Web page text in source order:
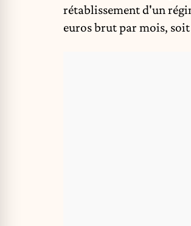
rétablissement d'un
euros brut par mois,